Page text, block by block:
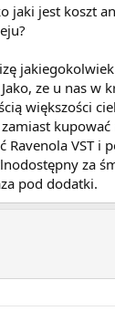
jaki jest koszt
ze u nas w
większości
Ravenola VST i
za
pod dodatki.